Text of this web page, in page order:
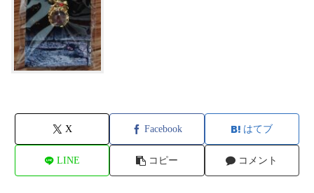
X Facebook はてブ
LINE コピー コメント